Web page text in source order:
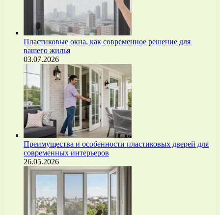
Пластиковые окна, как современное решение для
вашего жилья
03.07.2026
Преимущества и особенности пластиковых дверей для
современных интерьеров
26.05.2026